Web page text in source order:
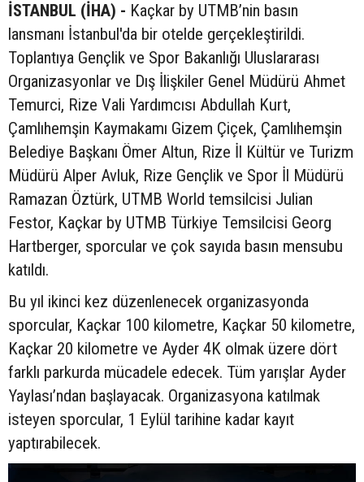
İSTANBUL (İHA) - Kaçkar by UTMB’nin basın
lansmanı İstanbul'da bir otelde gerçekleştirildi.
Toplantıya Gençlik ve Spor Bakanlığı Uluslararası
Organizasyonlar ve Dış İlişkiler Genel Müdürü Ahmet
Temurci, Rize Vali Yardımcısı Abdullah Kurt,
Çamlıhemşin Kaymakamı Gizem Çiçek, Çamlıhemşin
Belediye Başkanı Ömer Altun, Rize İl Kültür ve Turizm
Müdürü Alper Avluk, Rize Gençlik ve Spor İl Müdürü
Ramazan Öztürk, UTMB World temsilcisi Julian
Festor, Kaçkar by UTMB Türkiye Temsilcisi Georg
Hartberger, sporcular ve çok sayıda basın mensubu
katıldı.
Bu yıl ikinci kez düzenlenecek organizasyonda
sporcular, Kaçkar 100 kilometre, Kaçkar 50 kilometre,
Kaçkar 20 kilometre ve Ayder 4K olmak üzere dört
farklı parkurda mücadele edecek. Tüm yarışlar Ayder
Yaylası’ndan başlayacak. Organizasyona katılmak
isteyen sporcular, 1 Eylül tarihine kadar kayıt
yaptırabilecek.